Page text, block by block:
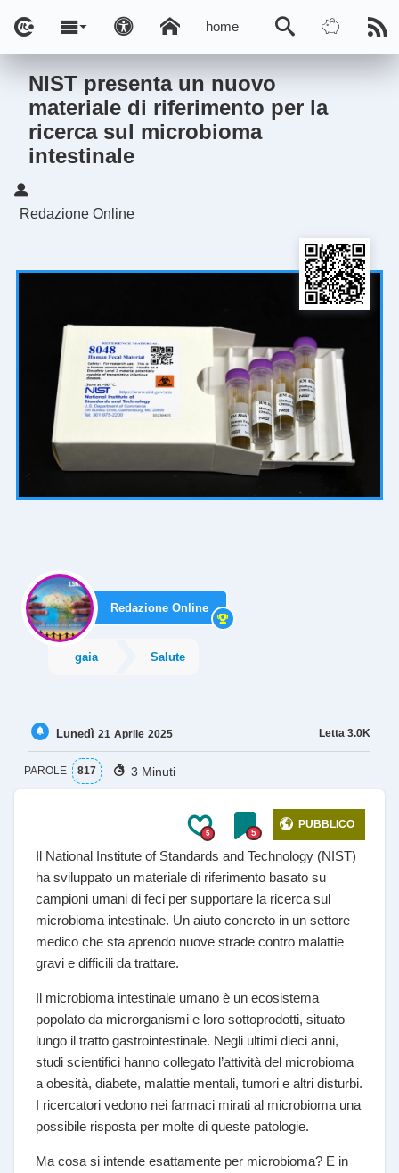
home
NIST presenta un nuovo
materiale di riferimento per la
ricerca sul microbioma
intestinale
Redazione Online
Redazione Online
gaia Salute
Letta 3.0K
Lunedì 21 Aprile 2025
PAROLE 817 3 Minuti
5 5
PUBBLICO
Il National Institute of Standards and Technology (NIST)
ha sviluppato un materiale di riferimento basato su
campioni umani di feci per supportare la ricerca sul
microbioma intestinale. Un aiuto concreto in un settore
medico che sta aprendo nuove strade contro malattie
gravi e difficili da trattare.
Il microbioma intestinale umano è un ecosistema
popolato da microrganismi e loro sottoprodotti, situato
lungo il tratto gastrointestinale. Negli ultimi dieci anni,
studi scientifici hanno collegato l’attività del microbioma
a obesità, diabete, malattie mentali, tumori e altri disturbi.
I ricercatori vedono nei farmaci mirati al microbioma una
possibile risposta per molte di queste patologie.
Ma cosa si intende esattamente per microbioma? E in